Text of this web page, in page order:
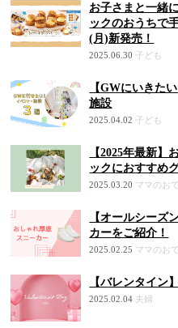
お子さまと一緒
ックのおうちで
(月)新発売！
2025.06.30 子ども
【GWにいきた
施設
2025.04.02 子ども
【2025年最新】
ックにおすすめ
2025.03.20 ママのお
【オールシーズ
カーをご紹介！
2025.02.25 ママのお
【バレンタイン
2025.02.04 夫婦